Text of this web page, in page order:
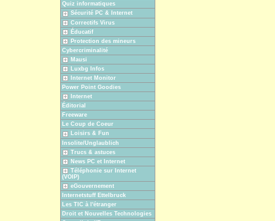
Quiz informatiques
Sécurité PC & Internet
Correctifs Virus
Éducatif
Protection des mineurs
Cybercriminalité
Mausi
Luxbg Infos
Internet Monitor
Power Point Goodies
Internet
Éditorial
Freeware
Le Coup de Coeur
Loisirs & Fun
Insolite/Unglaublich
Trucs & astuces
News PC et Internet
Téléphonie sur Internet
(VOIP)
eGouvernement
Internetstuff Ettelbruck
Les TIC à l'étranger
Droit et Nouvelles Technologies